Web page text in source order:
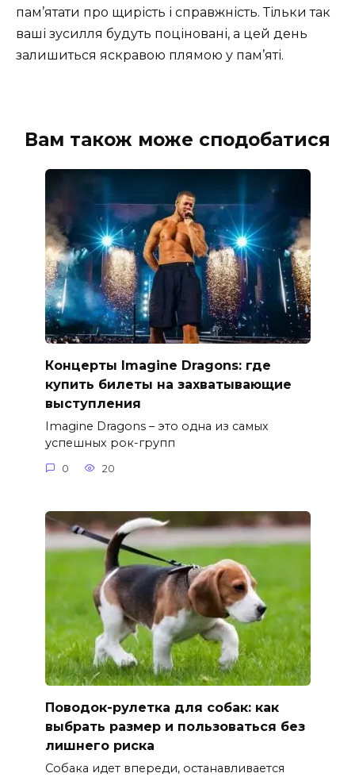
пам’ятати про щирість і справжність. Тільки так
ваші зусилля будуть поціновані, а цей день
залишиться яскравою плямою у пам’яті.
Вам також може сподобатися
Концерты Imagine Dragons: где
купить билеты на захватывающие
выступления
Imagine Dragons – это одна из самых
успешных рок-групп
0 20
Поводок-рулетка для собак: как
выбрать размер и пользоваться без
лишнего риска
Собака идет впереди, останавливается